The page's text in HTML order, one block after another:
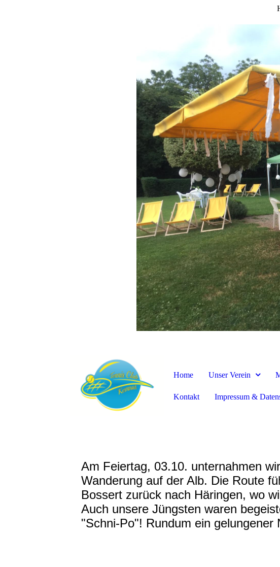
Home Unser Verein
Kontakt Impressum &
Am Feiertag, 03.10. unternahmen
Wanderung auf der Alb. Die Route
Bossert zurück nach Häringen, wo
Auch unsere Jüngsten waren
"Schni-Po"! Rundum ein gelungener